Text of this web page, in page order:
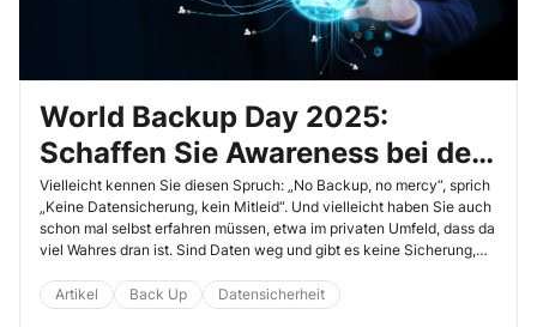
World Backup Day 2025:
Schaffen Sie Awareness bei den
Führungskräften
Vielleicht kennen Sie diesen Spruch: „No Backup, no mercy“, sprich
„Keine Datensicherung, kein Mitleid“. Und vielleicht haben Sie auch
schon mal selbst erfahren müssen, etwa im privaten Umfeld, dass da
viel Wahres dran ist. Sind Daten weg und gibt es keine Sicherung,
Und das ist besonders wichtig im Unternehmen.
Artikel Back Up Datensicherheit